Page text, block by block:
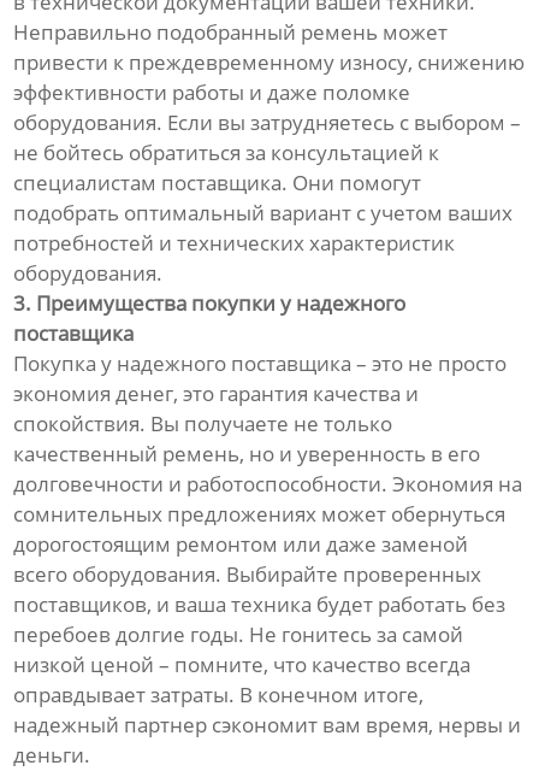
Неправильно подобранный ремень может
привести к преждевременному износу, снижению
эффективности работы и даже поломке
оборудования. Если вы затрудняетесь с выбором –
не бойтесь обратиться за консультацией к
специалистам поставщика. Они помогут
подобрать оптимальный вариант с учетом ваших
потребностей и технических характеристик
оборудования.
3. Преимущества покупки у надежного
поставщика
Покупка у надежного поставщика – это не просто
экономия денег, это гарантия качества и
спокойствия. Вы получаете не только
качественный ремень, но и уверенность в его
долговечности и работоспособности. Экономия на
сомнительных предложениях может обернуться
дорогостоящим ремонтом или даже заменой
всего оборудования. Выбирайте проверенных
поставщиков, и ваша техника будет работать без
перебоев долгие годы. Не гонитесь за самой
низкой ценой – помните, что качество всегда
оправдывает затраты. В конечном итоге,
надежный партнер сэкономит вам время, нервы и
деньги.